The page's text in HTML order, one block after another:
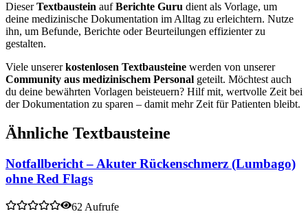
DieserTextbaustein aufBerichte Guru dient als Vorlage, um
deine medizinische Dokumentation im Alltag zu erleichtern. Nutze
ihn, um Befunde, Berichte oder Beurteilungen effizienter zu
gestalten.
Viele unsererkostenlosen Textbausteine werden von unserer
Community aus medizinischem Personal geteilt. Möchtest auch
du deine bewährten Vorlagen beisteuern? Hilf mit, wertvolle Zeit bei
der Dokumentation zu sparen – damit mehr Zeit für Patienten bleibt.
Ähnliche Textbausteine
Notfallbericht – Akuter Rückenschmerz (Lumbago)
ohne Red Flags
62 Aufrufe